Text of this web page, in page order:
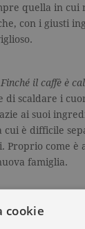
quella in cui
con i giusti
Finché il caffè è
di scaldare i
ai suoi
è difficile
Proprio come è
famiglia.
cookie